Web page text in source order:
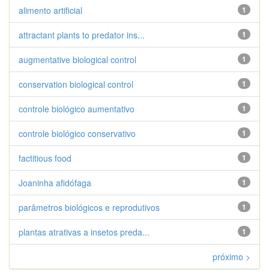
1
alimento artificial
1
attractant plants to predator ins...
1
augmentative biological control
1
conservation biological control
1
controle biológico aumentativo
1
controle biológico conservativo
1
factitious food
1
Joaninha afidófaga
1
parâmetros biológicos e reprodutivos
1
plantas atrativas a insetos preda...
próximo >